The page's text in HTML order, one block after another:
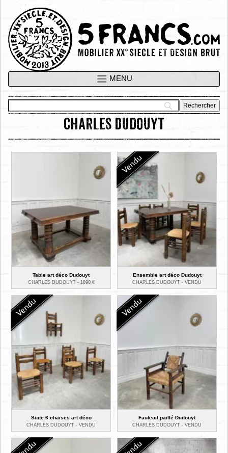
charles dudouyt
Table art déco Dudouyt
CHARLES DUDOUYT - 1890 €
Ensemble art déco Dudouyt
CHARLES DUDOUYT - VENDU
Suite 6 chaises art déco
CHARLES DUDOUYT - VENDU
Fauteuil paillé Dudouyt
CHARLES DUDOUYT - VENDU